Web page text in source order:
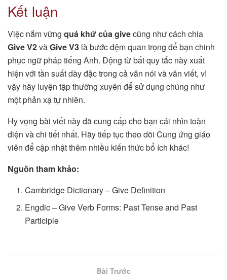
Kết luận
Việc nắm vững quá khứ của givecũng như cách chia
Give V2vàGive V3 là bước đệm quan trọng để bạn chinh
phục ngữ pháp tiếng Anh. Động từ bất quy tắc này xuất
hiện với tần suất dày đặc trong cả văn nói và văn viết, vì
vậy hãy luyện tập thường xuyên để sử dụng chúng như
một phản xạ tự nhiên.
Hy vọng bài viết này đã cung cấp cho bạn cái nhìn toàn
diện và chi tiết nhất. Hãy tiếp tục theo dõi Cung ứng giáo
viên để cập nhật thêm nhiều kiến thức bổ ích khác!
Nguồn tham khảo:
Cambridge Dictionary – Give Definition
Engdic – Give Verb Forms: Past Tense and Past
Participle
Bài Trước